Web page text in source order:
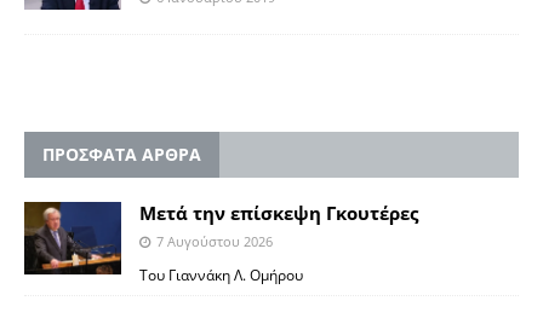
ΠΡΟΣΦΑΤΑ ΑΡΘΡΑ
Μετά την επίσκεψη Γκουτέρες
7 Αυγούστου 2026
Του Γιαννάκη Λ. Ομήρου